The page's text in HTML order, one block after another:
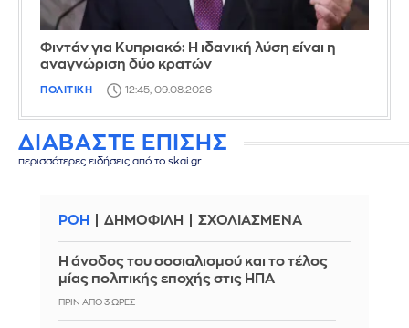
Φιντάν για Κυπριακό: Η ιδανική λύση είναι η
αναγνώριση δύο κρατών
ΠΟΛΙΤΙΚΗ 12:45, 09.08.2026
ΔΙΑΒΑΣΤΕ ΕΠΙΣΗΣ
περισσότερες ειδήσεις από το skai.gr
ΡΟΗ ΔΗΜΟΦΙΛΗ ΣΧΟΛΙΑΣΜΕΝΑ
Η άνοδος του σοσιαλισμού και το τέλος
μίας πολιτικής εποχής στις ΗΠΑ
ΠΡΙΝ ΑΠΌ 3 ΏΡΕΣ